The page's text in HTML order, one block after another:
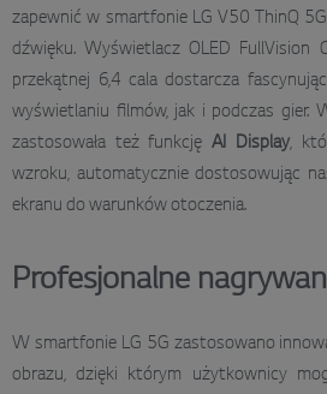
zapewnić w smartfonie LG V50 ThinQ
dźwięku. Wyświetlacz OLED
przekątnej 6,4 cala dostarcza
wyświetlaniu filmów, jak i podczas gier.
zastosowała też funkcjęAI Display,
wzroku, automatycznie dostosowując
ekranu do warunków otoczenia.
Profesjonalne
W smartfonie LG 5G zastosowano
obrazu, dzięki którym użytkownicy